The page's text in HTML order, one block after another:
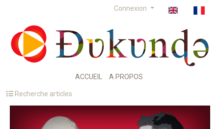
Connexion
ACCUEIL A PROPOS
Recherche articles